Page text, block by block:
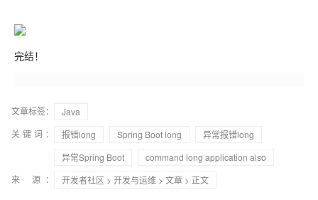
完结！
文章标签：
Java
关键词：
报错long Spring Boot long
异常报错long
异常Spring Boot
command long application also
来 源：
开发者社区 > 开发与运维 > 文章 > 正文